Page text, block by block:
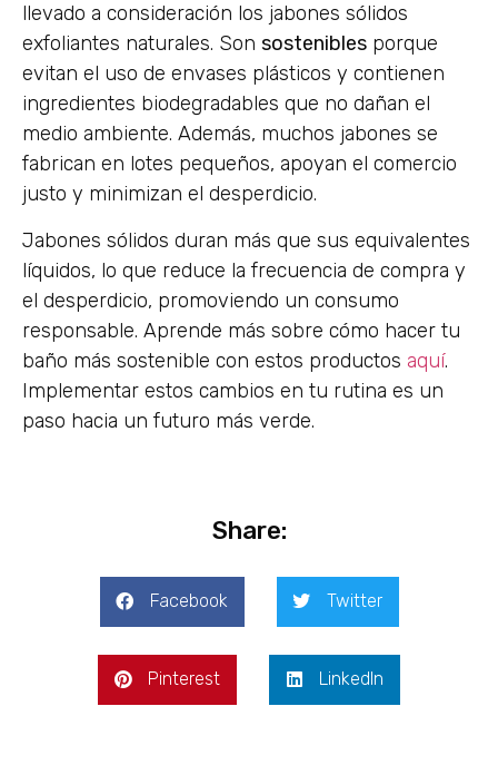
llevado a consideración los jabones sólidos
exfoliantes naturales. Son sostenibles porque
evitan el uso de envases plásticos y contienen
ingredientes biodegradables que no dañan el
medio ambiente. Además, muchos jabones se
fabrican en lotes pequeños, apoyan el comercio
justo y minimizan el desperdicio.
Jabones sólidos duran más que sus equivalentes
líquidos, lo que reduce la frecuencia de compra y
el desperdicio, promoviendo un consumo
responsable. Aprende más sobre cómo hacer tu
baño más sostenible con estos productos aquí.
Implementar estos cambios en tu rutina es un
paso hacia un futuro más verde.
Share:
Facebook Twitter
Pinterest LinkedIn